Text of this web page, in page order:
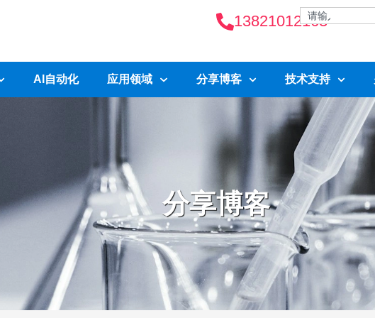
13821012163
AI自动化 应用领域 分享博客 技术支持
分享博客